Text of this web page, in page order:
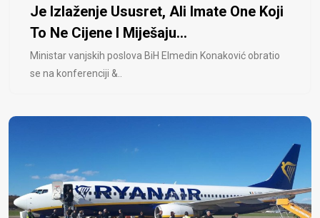
Je Izlaženje Ususret, Ali Imate One Koji
To Ne Cijene I Miješaju...
Ministar vanjskih poslova BiH Elmedin Konaković obratio
se na konferenciji &..